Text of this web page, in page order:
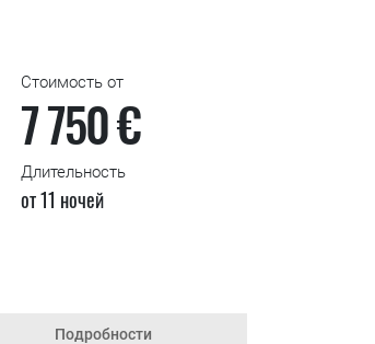
Стоимость от
7 750 €
Длительность
от 11 ночей
Подробности